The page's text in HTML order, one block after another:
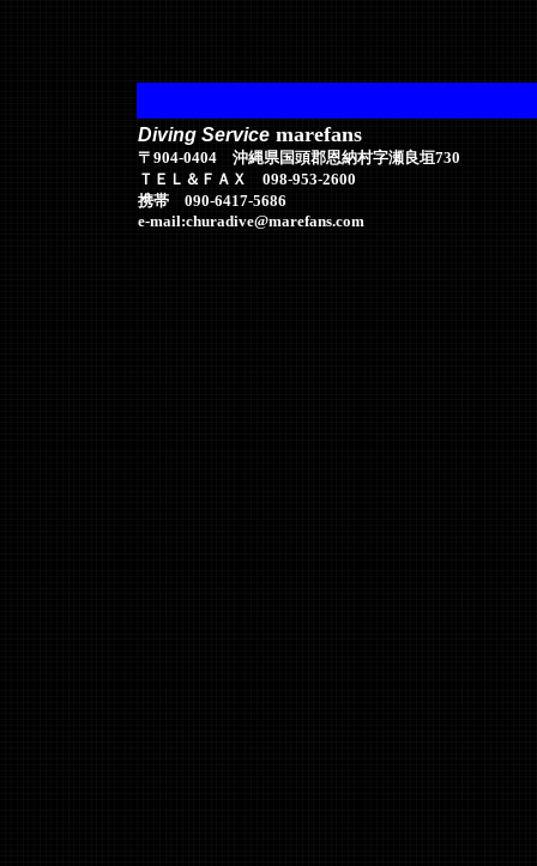
Diving Service marefans
〒904-0404 沖縄県国頭郡恩納村字瀬良垣730
ＴＥＬ＆ＦＡＸ 098-953-2600
携帯 090-6417-5686
e-mail:churadive@marefans.com